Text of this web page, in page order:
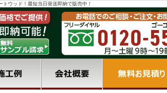
ウッド！最短当日発送即納で販売中！